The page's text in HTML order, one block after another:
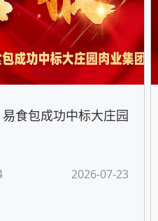
食包成功中标大庄园
2026-07-23